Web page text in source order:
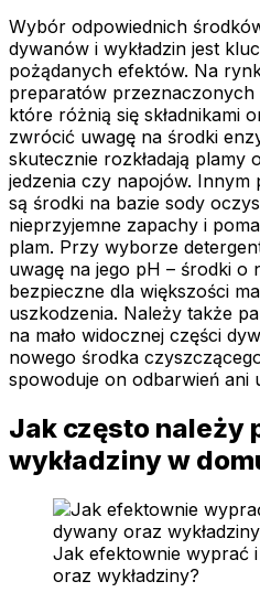
Wybór odpowiednich
dywanów i wykładzin jest
pożądanych efektów. Na
preparatów przeznaczonych
które różnią się składnikami
zwrócić uwagę na środki
skutecznie rozkładają plamy
jedzenia czy napojów.
są środki na bazie sody
nieprzyjemne zapachy i
plam. Przy wyborze
uwagę na jego pH – środki o
bezpieczne dla większości
uszkodzenia. Należy także
na mało widocznej części
nowego środka
spowoduje on odbarwień ani
Jak często należy
wykładziny w
Jak efektownie wyprać
oraz wykładziny?